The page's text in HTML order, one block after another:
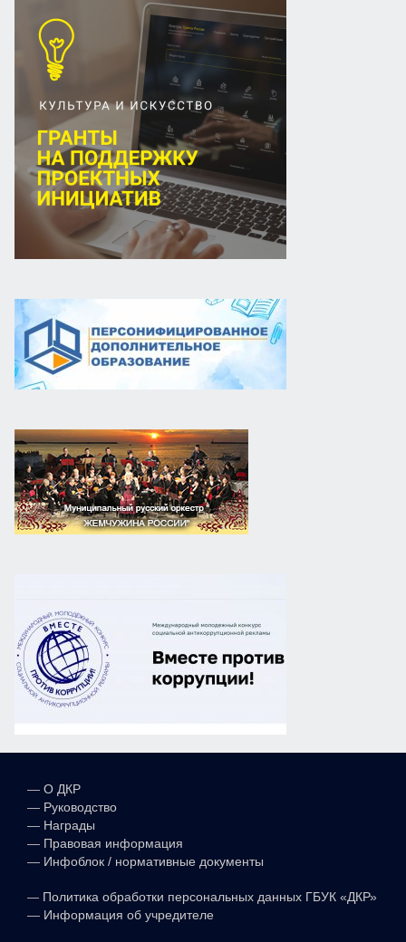
— О ДКР
— Руководство
— Награды
— Правовая информация
— Инфоблок / нормативные документы
— Политика обработки персональных данных ГБУК «ДКР»
— Информация об учредителе